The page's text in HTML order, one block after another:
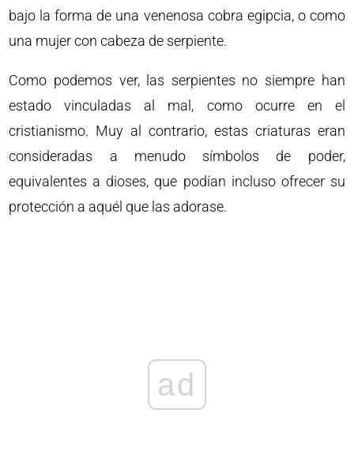
bajo la forma de una venenosa cobra egipcia, o como
una mujer con cabeza de serpiente.
Como podemos ver, las serpientes no siempre han
estado vinculadas al mal, como ocurre en el
cristianismo. Muy al contrario, estas criaturas eran
consideradas a menudo símbolos de poder,
equivalentes a dioses, que podían incluso ofrecer su
protección a aquél que las adorase.
ad